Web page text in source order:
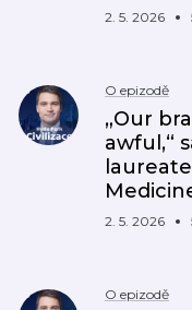
2. 5. 2026
O epizodě
„Our
awful,“
2. 5. 2026
O epizodě